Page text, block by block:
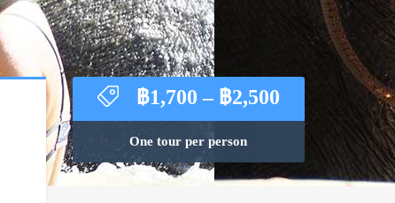
฿1,700 – ฿2,500Price
range:
through
One tour per person